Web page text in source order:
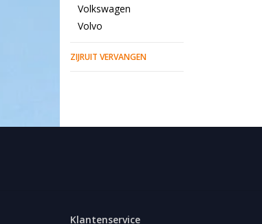
Volkswagen
Volvo
ZIJRUIT VERVANGEN
Klantenservice